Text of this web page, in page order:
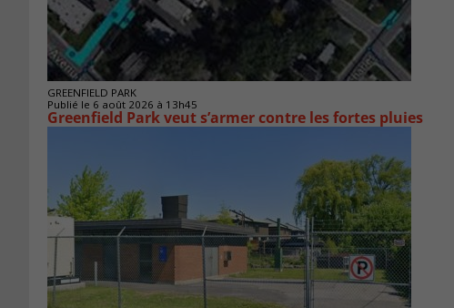
GREENFIELD PARK
Publié le 6 août 2026 à 13h45
Greenfield Park veut s’armer